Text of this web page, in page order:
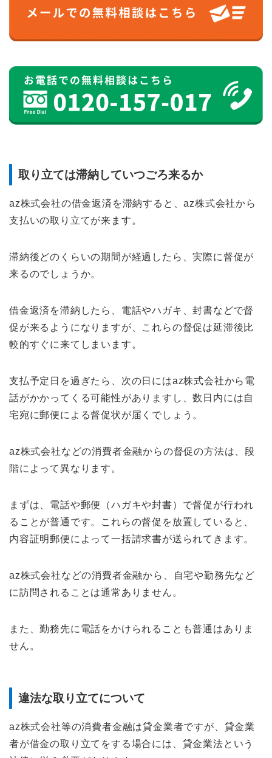
取り立ては滞納していつごろ来るか
az株式会社の借金返済を滞納すると、az株式会社から
支払いの取り立てが来ます。
滞納後どのくらいの期間が経過したら、実際に督促が
来るのでしょうか。
借金返済を滞納したら、電話やハガキ、封書などで督
促が来るようになりますが、これらの督促は延滞後比
較的すぐに来てしまいます。
支払予定日を過ぎたら、次の日にはaz株式会社から電
話がかかってくる可能性がありますし、数日内には自
宅宛に郵便による督促状が届くでしょう。
az株式会社などの消費者金融からの督促の方法は、段
階によって異なります。
まずは、電話や郵便（ハガキや封書）で督促が行われ
ることが普通です。これらの督促を放置していると、
内容証明郵便によって一括請求書が送られてきます。
az株式会社などの消費者金融から、自宅や勤務先など
に訪問されることは通常ありません。
また、勤務先に電話をかけられることも普通はありま
せん。
違法な取り立てについて
az株式会社等の消費者金融は貸金業者ですが、貸金業
者が借金の取り立てをする場合には、貸金業法という